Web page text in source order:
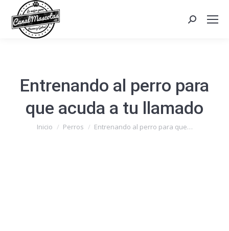
Search:
Entrenando al perro para
que acuda a tu llamado
Estás aquí:
Inicio Perros Entrenando al perro para que…